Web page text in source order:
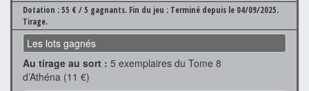
Dotation : 55 € / 5 gagnants. Fin du jeu : Terminé depuis le 04/09/2025.
Tirage.
Les lots gagnés
Au tirage au sort : 5 exemplaires du Tome 8
d’Athéna (11 €)